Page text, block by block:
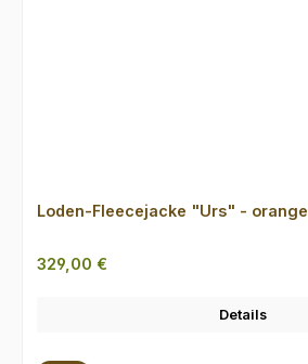
Loden-Fleecejacke "Urs" - orange
Regulärer Preis:
329,00 €
Details